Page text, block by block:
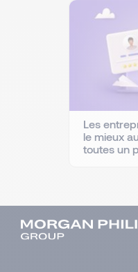
Les
le mieux
toutes un